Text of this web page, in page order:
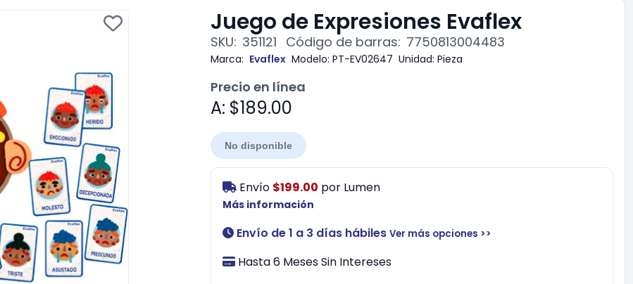
Juego de Expresiones Evaflex
SKU: 351121 Código de barras: 7750813004483
Marca: Evaflex Modelo: PT-EV02647 Unidad: Pieza
Precio en línea
A: $189.00
No disponible
Envío $199.00 por Lumen
Más información
Envío de 1 a 3 días hábiles Ver más opciones >>
Hasta 6 Meses Sin Intereses